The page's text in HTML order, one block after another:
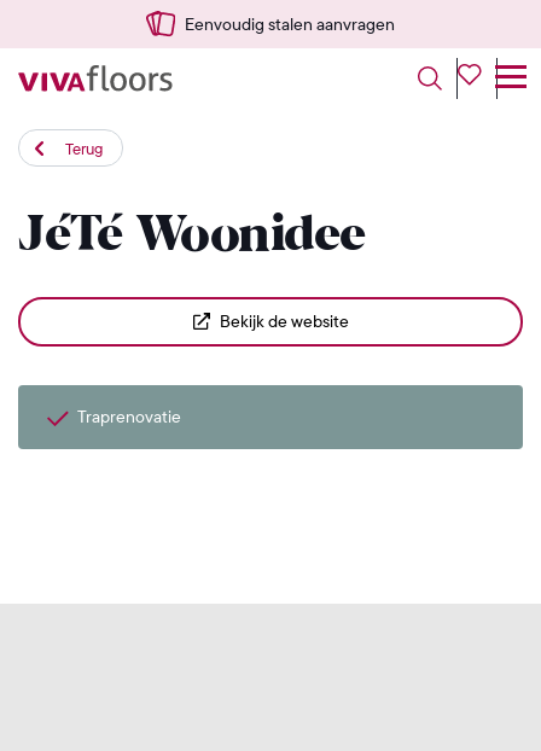
Eenvoudig stalen aanvragen
Terug
JéTé Woonidee
Bekijk de website
Traprenovatie